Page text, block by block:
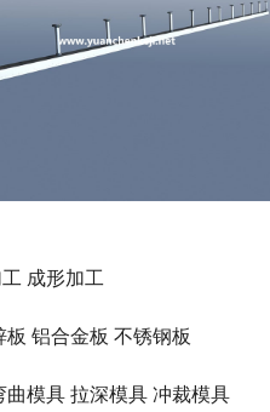
成形加工
铝合金板 不锈钢板
模具 拉深模具 冲裁模具